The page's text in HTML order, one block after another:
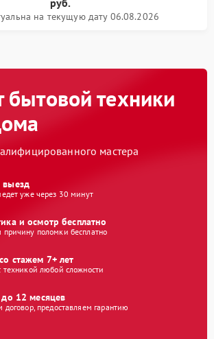
руб.
на текущую дату 06.08.2026
бытовой техники
мастера
уже через 30 минут
и осмотр бесплатно
поломки бесплатно
стажем 7+ лет
техникой любой сложности
до 12 месяцев
договор, предоставляем гарантию